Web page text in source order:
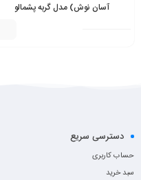
آسان نوش) مدل گربه پشمالو
دسترسی سریع
حساب کاربری
سبد خرید